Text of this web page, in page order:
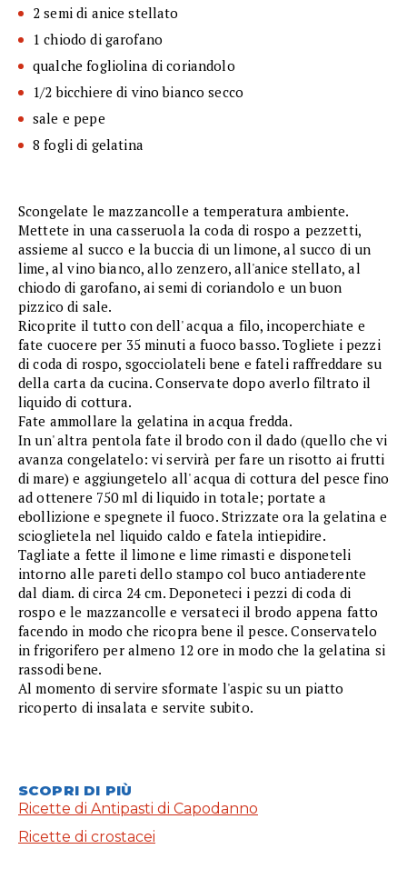
2 semi di anice stellato
1 chiodo di garofano
qualche fogliolina di coriandolo
1/2 bicchiere di vino bianco secco
sale e pepe
8 fogli di gelatina
Scongelate le mazzancolle a temperatura ambiente.
Mettete in una casseruola la coda di rospo a pezzetti,
assieme al succo e la buccia di un limone, al succo di un
lime, al vino bianco, allo zenzero, all'anice stellato, al
chiodo di garofano, ai semi di coriandolo e un buon
pizzico di sale.
Ricoprite il tutto con dell' acqua a filo, incoperchiate e
fate cuocere per 35 minuti a fuoco basso. Togliete i pezzi
di coda di rospo, sgocciolateli bene e fateli raffreddare su
della carta da cucina. Conservate dopo averlo filtrato il
liquido di cottura.
Fate ammollare la gelatina in acqua fredda.
In un' altra pentola fate il brodo con il dado (quello che vi
avanza congelatelo: vi servirà per fare un risotto ai frutti
di mare) e aggiungetelo all' acqua di cottura del pesce fino
ad ottenere 750 ml di liquido in totale; portate a
ebollizione e spegnete il fuoco. Strizzate ora la gelatina e
scioglietela nel liquido caldo e fatela intiepidire.
Tagliate a fette il limone e lime rimasti e disponeteli
intorno alle pareti dello stampo col buco antiaderente
dal diam. di circa 24 cm. Deponeteci i pezzi di coda di
rospo e le mazzancolle e versateci il brodo appena fatto
facendo in modo che ricopra bene il pesce. Conservatelo
in frigorifero per almeno 12 ore in modo che la gelatina si
rassodi bene.
Al momento di servire sformate l'aspic su un piatto
ricoperto di insalata e servite subito.
SCOPRI DI PIÙ
Ricette di Antipasti di Capodanno
Ricette di crostacei